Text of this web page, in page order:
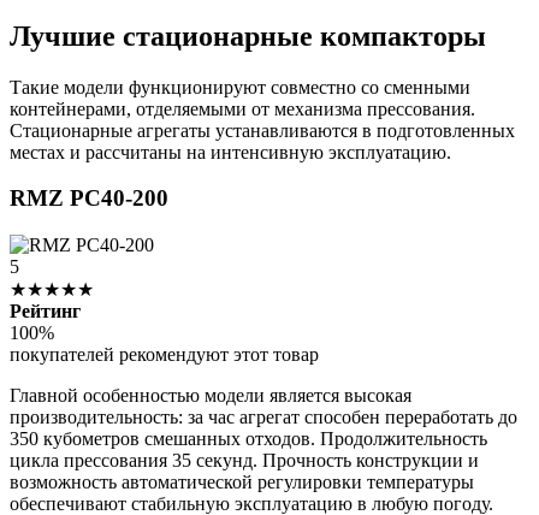
Лучшие стационарные компакторы
Такие модели функционируют совместно со сменными
контейнерами, отделяемыми от механизма прессования.
Стационарные агрегаты устанавливаются в подготовленных
местах и рассчитаны на интенсивную эксплуатацию.
RMZ PC40-200
5
★★★★★
Рейтинг
100%
покупателей рекомендуют этот товар
Главной особенностью модели является высокая
производительность: за час агрегат способен переработать до
350 кубометров смешанных отходов. Продолжительность
цикла прессования 35 секунд. Прочность конструкции и
возможность автоматической регулировки температуры
обеспечивают стабильную эксплуатацию в любую погоду.